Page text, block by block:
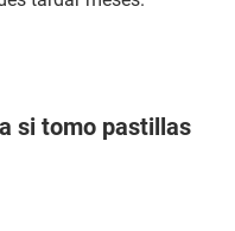
si tomo pastillas